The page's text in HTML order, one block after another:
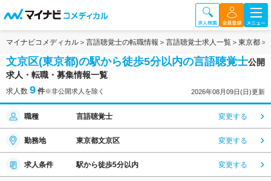
マイナビコメディカル 言語聴覚士の転職情報 言語聴覚士求人一覧 東京都
文京区(東京都)の駅から徒歩5分以内の言語聴覚士公開
求人・転職・募集情報一覧
求人数 9 件※非公開求人を除く 2026年08月09日(日)更新
職種 言語聴覚士 変更する
勤務地 東京都文京区 変更する
求人条件 駅から徒歩5分以内 変更する